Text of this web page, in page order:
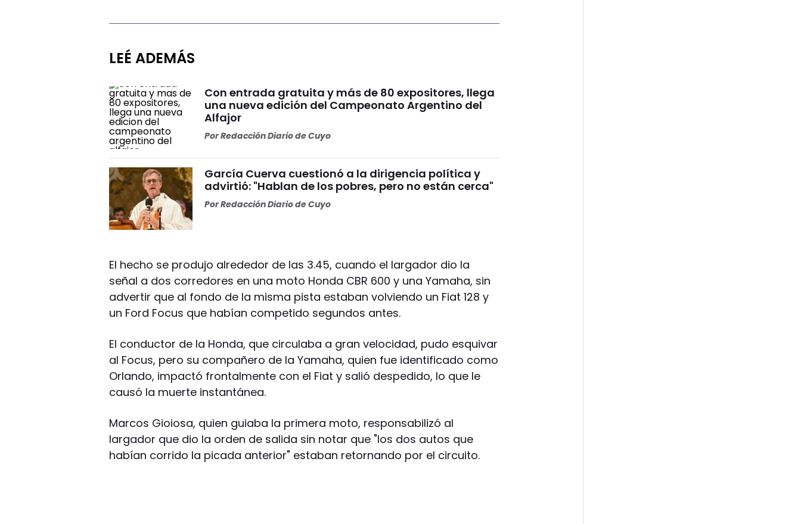
LEÉ ADEMÁS
Con entrada gratuita y más de 80 expositores, llega
una nueva edición del Campeonato Argentino del
Alfajor
PorRedacción Diario de Cuyo
García Cuerva cuestionó a la dirigencia política y
advirtió: "Hablan de los pobres, pero no están cerca"
PorRedacción Diario de Cuyo
El hecho se produjo alrededor de las 3.45, cuando el largador dio la
señal a dos corredores en una moto Honda CBR 600 y una Yamaha, sin
advertir que al fondo de la misma pista estaban volviendo un Fiat 128 y
un Ford Focus que habían competido segundos antes.
El conductor de la Honda, que circulaba a gran velocidad, pudo esquivar
al Focus, pero su compañero de la Yamaha, quien fue identificado como
Orlando, impactó frontalmente con el Fiat y salió despedido, lo que le
causó la muerte instantánea.
Marcos Gioiosa, quien guiaba la primera moto, responsabilizó al
largador que dio la orden de salida sin notar que "los dos autos que
habían corrido la picada anterior" estaban retornando por el circuito.